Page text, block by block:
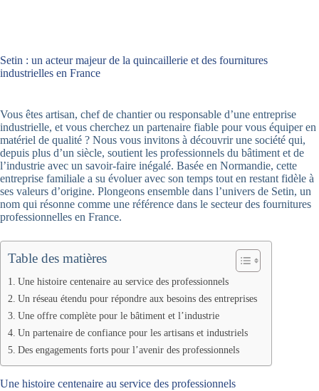
Setin : un acteur majeur de la quincaillerie et des fournitures
industrielles en France
Vous êtes artisan, chef de chantier ou responsable d’une entreprise
industrielle, et vous cherchez un partenaire fiable pour vous équiper en
matériel de qualité ? Nous vous invitons à découvrir une société qui,
depuis plus d’un siècle, soutient les professionnels du bâtiment et de
l’industrie avec un savoir-faire inégalé. Basée en Normandie, cette
entreprise familiale a su évoluer avec son temps tout en restant fidèle à
ses valeurs d’origine. Plongeons ensemble dans l’univers de Setin, un
nom qui résonne comme une référence dans le secteur des fournitures
professionnelles en France.
Table des matières
Une histoire centenaire au service des professionnels
Un réseau étendu pour répondre aux besoins des entreprises
Une offre complète pour le bâtiment et l’industrie
Un partenaire de confiance pour les artisans et industriels
Des engagements forts pour l’avenir des professionnels
Une histoire centenaire au service des professionnels